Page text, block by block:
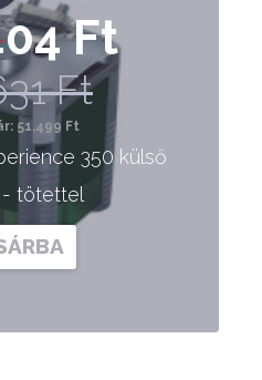
Ft
Ft
51,499 Ft
350 külső
tötettel